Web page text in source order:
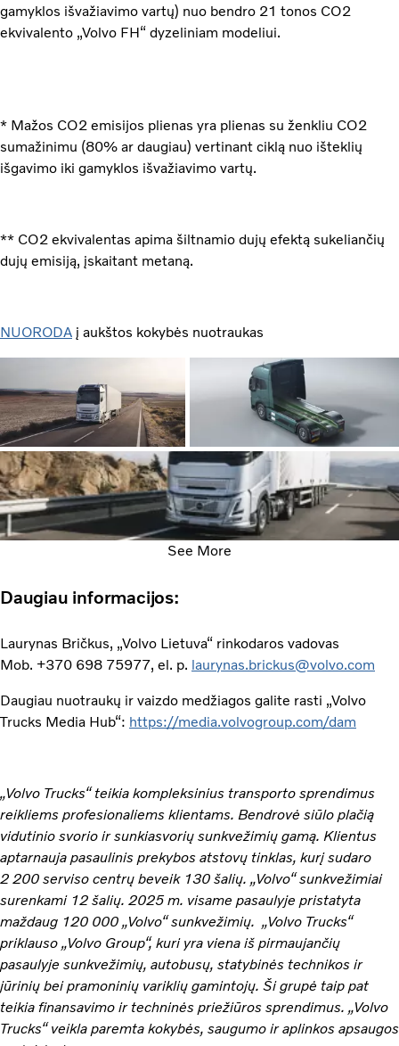
gamyklos išvažiavimo vartų) nuo bendro 21 tonos CO2
ekvivalento „Volvo FH“ dyzeliniam modeliui.
* Mažos CO2 emisijos plienas yra plienas su ženkliu CO2
sumažinimu (80% ar daugiau) vertinant ciklą nuo išteklių
išgavimo iki gamyklos išvažiavimo vartų.
** CO2 ekvivalentas apima šiltnamio dujų efektą sukeliančių
dujų emisiją, įskaitant metaną.
NUORODA į aukštos kokybės nuotraukas
See More
Daugiau informacijos:
Laurynas Bričkus, „Volvo Lietuva“ rinkodaros vadovas
Mob. +370 698 75977, el. p. laurynas.brickus@volvo.com
Daugiau nuotraukų ir vaizdo medžiagos galite rasti „Volvo
Trucks Media Hub“: https://media.volvogroup.com/dam
„Volvo Trucks“ teikia kompleksinius transporto sprendimus
reikliems profesionaliems klientams. Bendrovė siūlo plačią
vidutinio svorio ir sunkiasvorių sunkvežimių gamą. Klientus
aptarnauja pasaulinis prekybos atstovų tinklas, kurį sudaro
2 200 serviso centrų beveik 130 šalių. „Volvo“ sunkvežimiai
surenkami 12 šalių. 2025 m. visame pasaulyje pristatyta
maždaug 120 000 „Volvo“ sunkvežimių. „Volvo Trucks“
priklauso „Volvo Group“, kuri yra viena iš pirmaujančių
pasaulyje sunkvežimių, autobusų, statybinės technikos ir
jūrinių bei pramoninių variklių gamintojų. Ši grupė taip pat
teikia finansavimo ir techninės priežiūros sprendimus. „Volvo
Trucks“ veikla paremta kokybės, saugumo ir aplinkos apsaugos